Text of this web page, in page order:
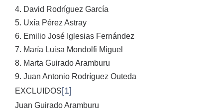
4. David Rodríguez García
5. Uxía Pérez Astray
6. Emilio José Iglesias Fernández
7. María Luisa Mondolfi Miguel
8. Marta Guirado Aramburu
9. Juan Antonio Rodríguez Outeda
EXCLUIDOS[1]
Juan Guirado Aramburu